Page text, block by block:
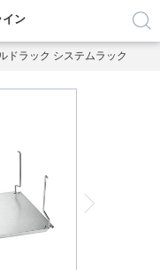
ン
ドラック システムラック